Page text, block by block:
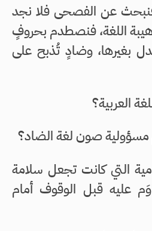
فنبحث عن الفصحى فلا نجد
هيبة اللغة، فنصطدم بحروفٍ
بغيرها، وضادٍ تُذبح على
العربية؟
مسؤولية صون لغة الضاد؟
التي كانت تجعل سلامة
عليه قبل الوقوف أمام